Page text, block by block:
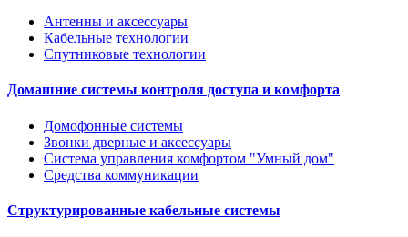
Антенны и аксессуары
Кабельные технологии
Спутниковые технологии
Домашние системы контроля доступа и комфорта
Домофонные системы
Звонки дверные и аксессуары
Система управления комфортом "Умный дом"
Средства коммуникации
Структурированные кабельные системы